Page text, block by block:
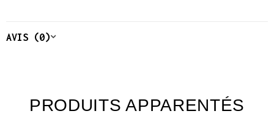
AVIS (0)
PRODUITS APPARENTÉS